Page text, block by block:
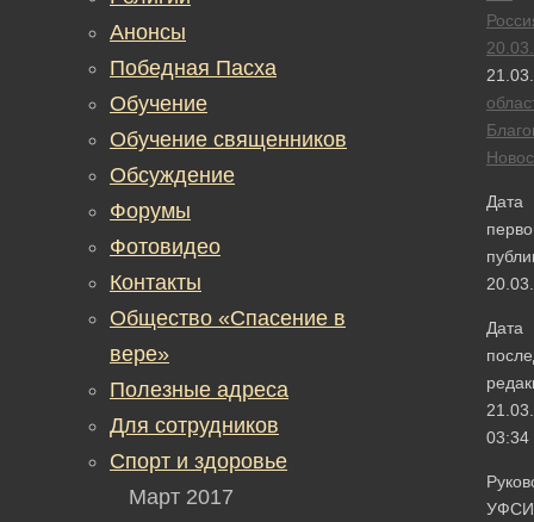
Дата
Дата
03:34
Анонсы
Победная Пасха
Обучение
Обучение священников
Обсуждение
Форумы
Фотовидео
Контакты
Общество «Спасение в
вере»
Полезные адреса
Для сотрудников
Спорт и здоровье
Март 2017